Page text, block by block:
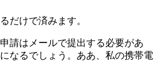
だけで済みます。
請はメールで提出する必要があ
なるでしょう。ああ、私の携帯電